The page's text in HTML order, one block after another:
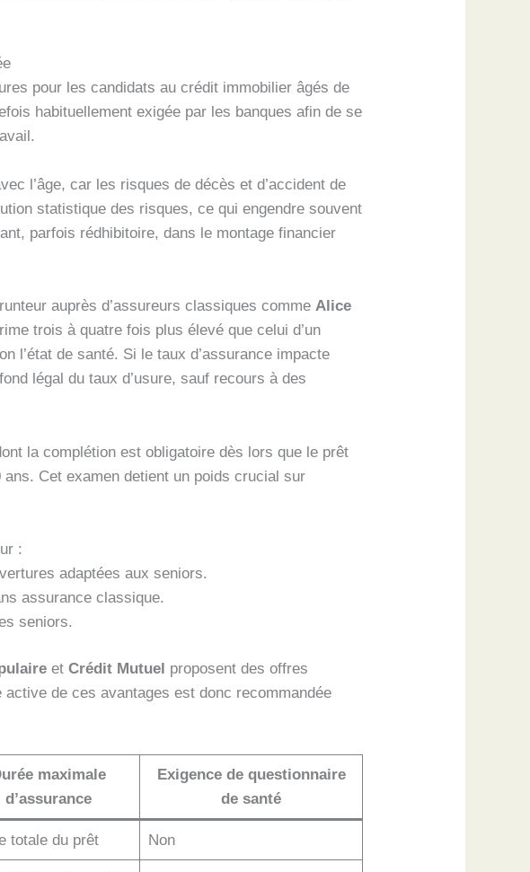
pour les candidats au crédit immobilier âgés de
habituellement exigée par les banques afin de se
l’âge, car les risques de décès et d’accident de
statistique des risques, ce qui engendre souvent
parfois rédhibitoire, dans le montage financier
auprès d’assureurs classiques commeAlice
trois à quatre fois plus élevé que celui d’un
l’état de santé. Si le taux d’assurance impacte
légal du taux d’usure, sauf recours à des
la complétion est obligatoire dès lors que le prêt
ans. Cet examen detient un poids crucial sur
:
adaptées aux seniors.
assurance classique.
seniors.
etCrédit Mutuel proposent des offres
de ces avantages est donc recommandée
maximale
d’assurance
Exigence de questionnaire
de santé
totale du prêt Non